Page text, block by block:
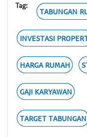
Tag:
TABUNGAN
INVESTASI
HARGA RUMAH
GAJI KARYAWAN
TARGET TABUNGAN